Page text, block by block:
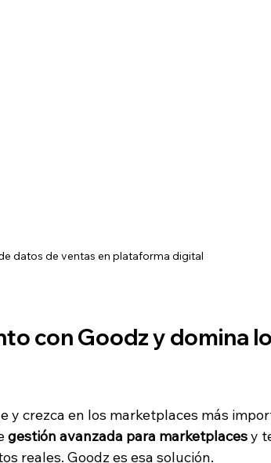
datos de ventas en plataforma digital
con Goodz y domina
y crezca en los marketplaces más
gestión avanzada para marketplaces y
reales. Goodz es esa solución.